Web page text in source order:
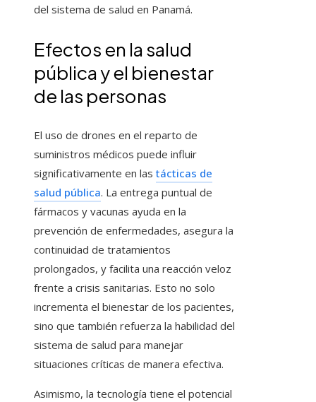
del sistema de salud en Panamá.
Efectos en la salud
pública y el bienestar
de las personas
El uso de drones en el reparto de
suministros médicos puede influir
significativamente en las tácticas de
salud pública. La entrega puntual de
fármacos y vacunas ayuda en la
prevención de enfermedades, asegura la
continuidad de tratamientos
prolongados, y facilita una reacción veloz
frente a crisis sanitarias. Esto no solo
incrementa el bienestar de los pacientes,
sino que también refuerza la habilidad del
sistema de salud para manejar
situaciones críticas de manera efectiva.
Asimismo, la tecnología tiene el potencial